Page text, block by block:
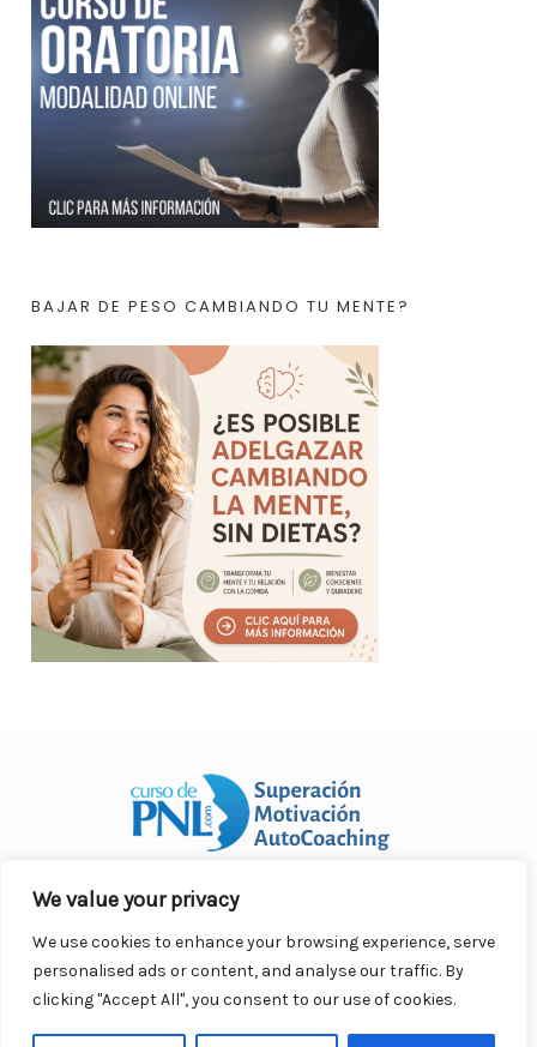
We value your privacy
We use cookies to enhance your browsing experience, serve
personalised ads or content, and analyse our traffic. By
clicking "Accept All", you consent to our use of cookies.
BAJAR DE PESO CAMBIANDO TU MENTE?
Curso Práctico de PNL a distancia
derechos reservados.
Contacto |
Privacidad | Términos Legales |
Antispam |
Responsabilidad